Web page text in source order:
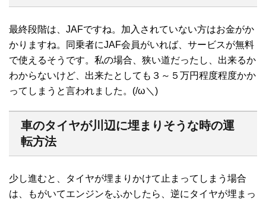
最終段階は、JAFですね。加入されていない方はお金がか
かりますね。同乗者にJAF会員がいれば、サービスが無料
で使えるそうです。私の場合、狭い道だったし、出来るか
わからないけど、出来たとしても３～５万円程度程度かか
ってしまうと言われました。(/ω＼)
車のタイヤが川辺に埋まりそうな時の運
転方法
少し進むと、タイヤが埋まりかけて止まってしまう場合
は、もがいてエンジンをふかしたら、逆にタイヤが埋まっ